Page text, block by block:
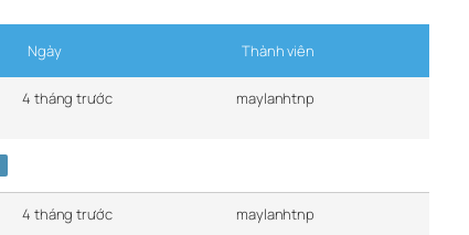
Ngày Thành viên
4 tháng trước maylanhtnp
4 tháng trước maylanhtnp